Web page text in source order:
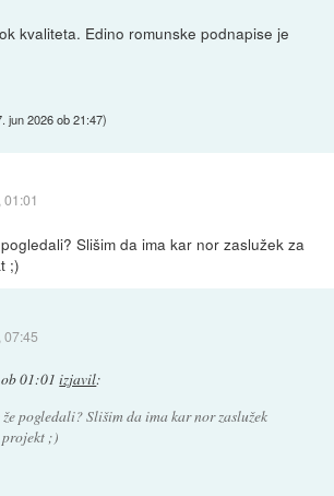
kvaliteta. Edino romunske podnapise je
jun 2026 ob 21:47)
Slišim da ima kar nor zaslužek za
;)
07:45
01:01 izjavil:
pogledali? Slišim da ima kar nor zaslužek
;)